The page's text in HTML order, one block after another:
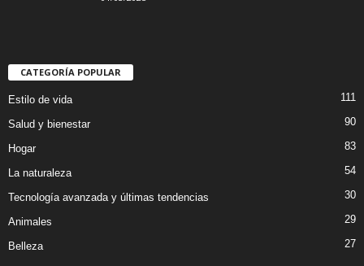
CATEGORÍA POPULAR
Estilo de vida 111
Salud y bienestar 90
Hogar 83
La naturaleza 54
Tecnología avanzada y últimas tendencias 30
Animales 29
Belleza 27